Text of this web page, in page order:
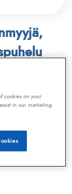
kyseessä on
tai
jatkuvasti,
cookies on your
in our marketing